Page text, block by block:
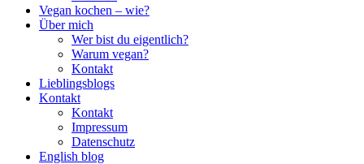
Vegan kochen – wie?
Über mich
Wer bist du eigentlich?
Warum vegan?
Kontakt
Lieblingsblogs
Kontakt
Kontakt
Impressum
Datenschutz
English blog